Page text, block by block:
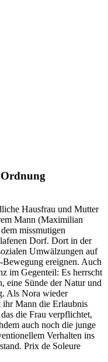
Hausfrau und Mutter
Mann (Maximilian
missmutigen
Dorf. Dort in der
Umwälzungen auf
Bewegung ereignen. Auch
im Gegenteil: Es herrscht
eine Sünde der Natur und
Als Nora wieder
ihr Mann die Erlaubnis
die Frau verpflichtet,
auch noch die junge
Verhalten ins
Prix de Soleure